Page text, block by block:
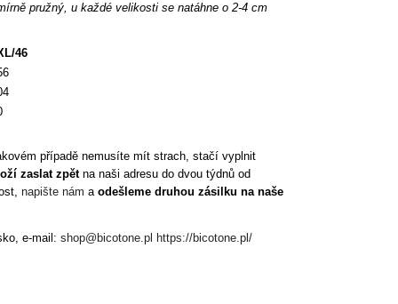
pružný, u každé velikosti se natáhne o 2-4 cm
46
případě nemusíte mít strach, stačí vyplnit
zaslat zpětna naši adresu do dvou týdnů od
napište nám a odešleme druhou zásilku na naše
e-mail: shop@bicotone.pl https://bicotone.pl/